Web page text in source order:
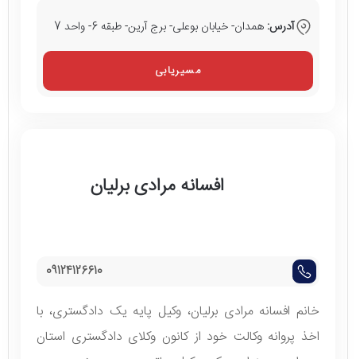
آدرس: همدان- خیابان بوعلی- برج آرین- طبقه 6- واحد 7
مسیریابی
افسانه مرادی برلیان
09124126610
خانم افسانه مرادی برلیان، وکیل پایه یک دادگستری، با
اخذ پروانه وکالت خود از کانون وکلای دادگستری استان